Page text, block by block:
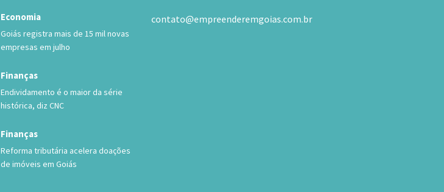
Economia
Goiás registra mais de 15 mil novas
empresas em julho
Finanças
Endividamento é o maior da série
histórica, diz CNC
Finanças
Reforma tributária acelera doações
de imóveis em Goiás
contato@empreenderemgoias.com.br